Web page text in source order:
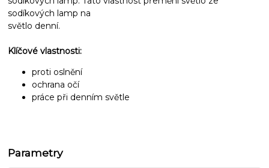
sodíkových lamp na
světlo denní.
Klíčové vlastnosti:
proti oslnění
ochrana očí
práce při denním světle
Parametry